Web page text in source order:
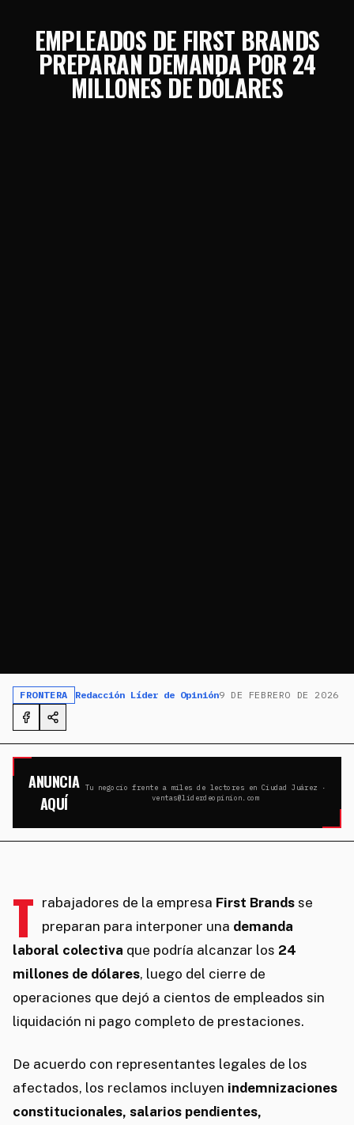
EMPLEADOS DE FIRST BRANDS
PREPARAN DEMANDA POR 24
MILLONES DE DÓLARES
FRONTERA Redacción Líder de Opinión9 DE FEBRERO DE 2026
ANUNCIA
AQUÍ
Tu negocio frente a miles de lectores en Ciudad Juárez ·
ventas@liderdeopinion.com
T rabajadores de la empresa First Brandsse
preparan para interponer una demanda
laboral colectiva que podría alcanzar los 24
millones de dólares, luego del cierre de
operaciones que dejó a cientos de empleados sin
liquidación ni pago completo de prestaciones.
De acuerdo con representantes legales de los
afectados, los reclamos incluyen indemnizaciones
constitucionales, salarios pendientes,